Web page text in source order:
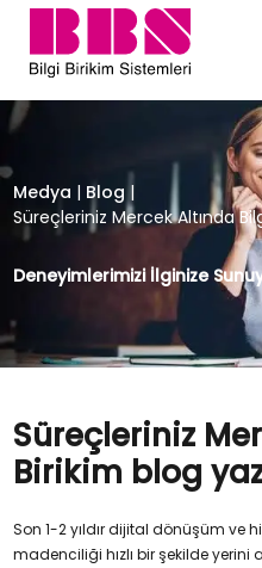
Süreçleriniz
Medya | Blog |
Süreçleriniz Mercek Altında
Deneyimlerimizi İlginize
Süreçleriniz
Birikim blog
Son 1-2 yıldır dijital dönüşüm ve
madenciliği hızlı bir şekilde yerini